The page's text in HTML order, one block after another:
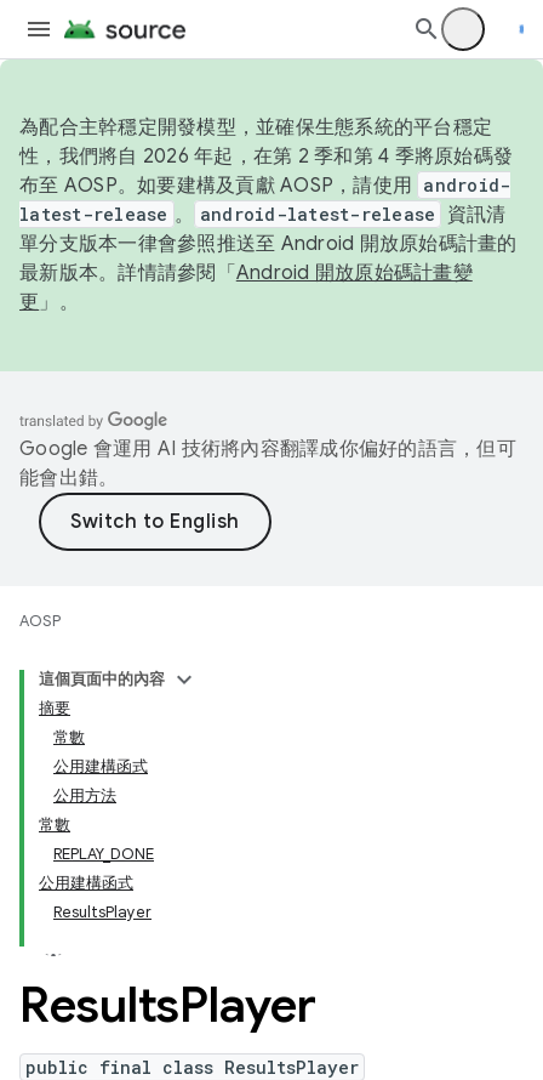
為配合主幹穩定開發模型，並確保生態系統的平台穩定
性，我們將自 2026 年起，在第 2 季和第 4 季將原始碼發
布至 AOSP。如要建構及貢獻 AOSP，請使用 android-
latest-release 。 android-latest-release
資訊清
單分支版本一律會參照推送至 Android 開放原始碼計畫的
最新版本。詳情請參閱「 Android 開放原始碼計畫變
更 」。
Google 會運用 AI 技術將內容翻譯成你偏好的語言，但可
能會出錯。
AOSP
這個頁面中的內容
摘要
常數
公用建構函式
公用方法
常數
REPLAY_DONE
公用建構函式
ResultsPlayer
ResultsPlayer
public final class ResultsPlayer